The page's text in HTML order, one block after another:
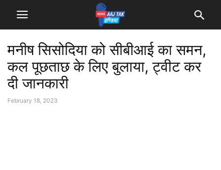
मनीष सिसोदिया को सीबीआई का समन,
कल पूछताछ के लिए बुलाया, ट्वीट कर
दी जानकारी
February 18, 2023